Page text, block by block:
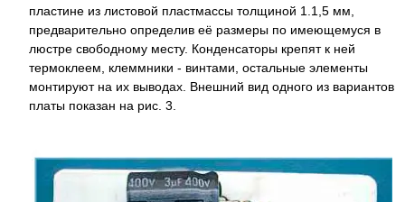
пластине из листовой пластмассы толщиной 1.1,5 мм,
предварительно определив её размеры по имеющемуся в
люстре свободному месту. Конденсаторы крепят к ней
термоклеем, клеммники - винтами, остальные элементы
монтируют на их выводах. Внешний вид одного из вариантов
платы показан на рис. 3.